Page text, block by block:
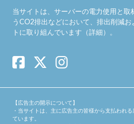
当サイトは、サーバーの電力使用と取
うCO2排出などにおいて、排出削減
トに取り組んでいます（詳細）。
【広告主の開示について】
・当サイトは、主に広告主の皆様から支払われ
ています。